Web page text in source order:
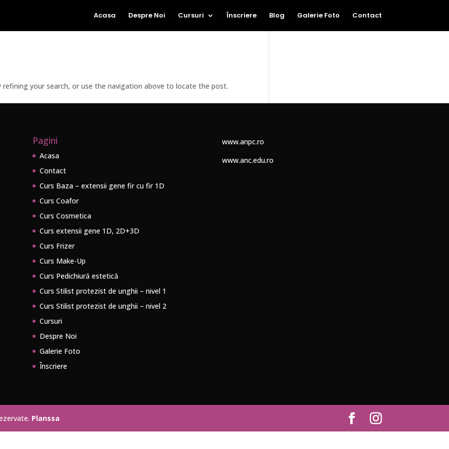
Acasa Despre Noi Cursuri Înscriere Blog Galerie Foto Contact
your search, or use the navigation above to locate the post.
Pagini
Acasa
Contact
Curs Baza – extensii gene fir cu fir 1D
Curs Coafor
Curs Cosmetica
Curs extensii gene 1D, 2D+3D
Curs Frizer
Curs Make-Up
Curs Pedichiură estetică
Curs Stilist protezist de unghii – nivel 1
Curs Stilist protezist de unghii – nivel 2
Cursuri
Despre Noi
Galerie Foto
Înscriere
www.anpc.ro
www.anc.edu.ro
Planssa